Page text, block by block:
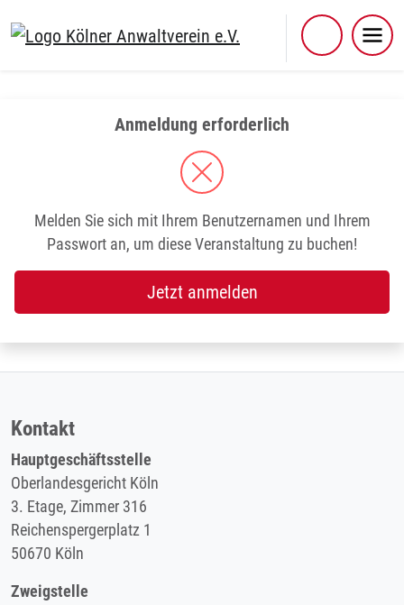
Anmeldung erforderlich
Melden Sie sich mit Ihrem Benutzernamen und Ihrem
Passwort an, um diese Veranstaltung zu buchen!
Jetzt anmelden
Kontakt
Hauptgeschäftsstelle
Oberlandesgericht Köln
3. Etage, Zimmer 316
Reichenspergerplatz 1
50670 Köln
Zweigstelle